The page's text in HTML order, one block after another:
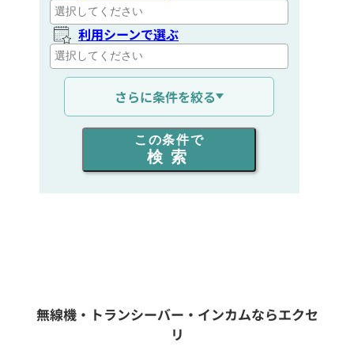
利用シーンで選ぶ
通信距離を選ぶ
出力を選ぶ
同時通話人数を選ぶ
フリーワード入力(製品名等)
さらに条件を絞る
この条件で
検索
無線機・トランシーバー・インカムならエクセ
リ